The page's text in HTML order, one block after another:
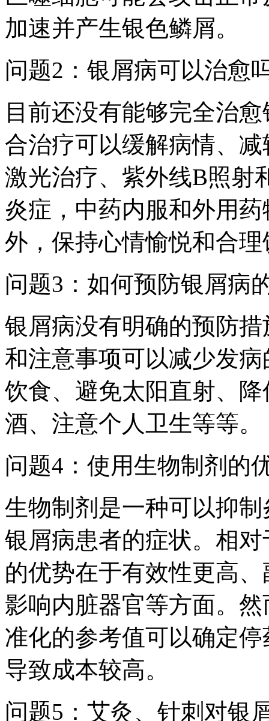
加速并产生银色鳞屑。
问题2：银屑病可以治愈
目前还没有能够完全治
合治疗可以缓解病情、
激光治疗、紫外线B照射
炎症，中药内服和外用
外，保持心情愉悦和合
问题3：如何预防银屑病
银屑病没有明确的预防
和注意事项可以减少发
饮食、避免太阳直射、
酒、注意个人卫生等等。
问题4：使用生物制剂的
生物制剂是一种可以抑
银屑病患者的症状。相
的优势在于有效性更高
影响内脏器官等方面。
准化的参考值可以确定
导致成本较高。
问题5：艾灸、针刺对银